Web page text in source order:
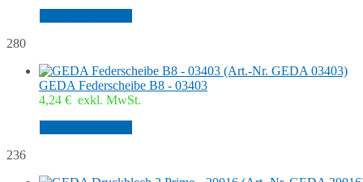
280
GEDA Federscheibe B8 - 03403
4,24 € exkl. MwSt.
236